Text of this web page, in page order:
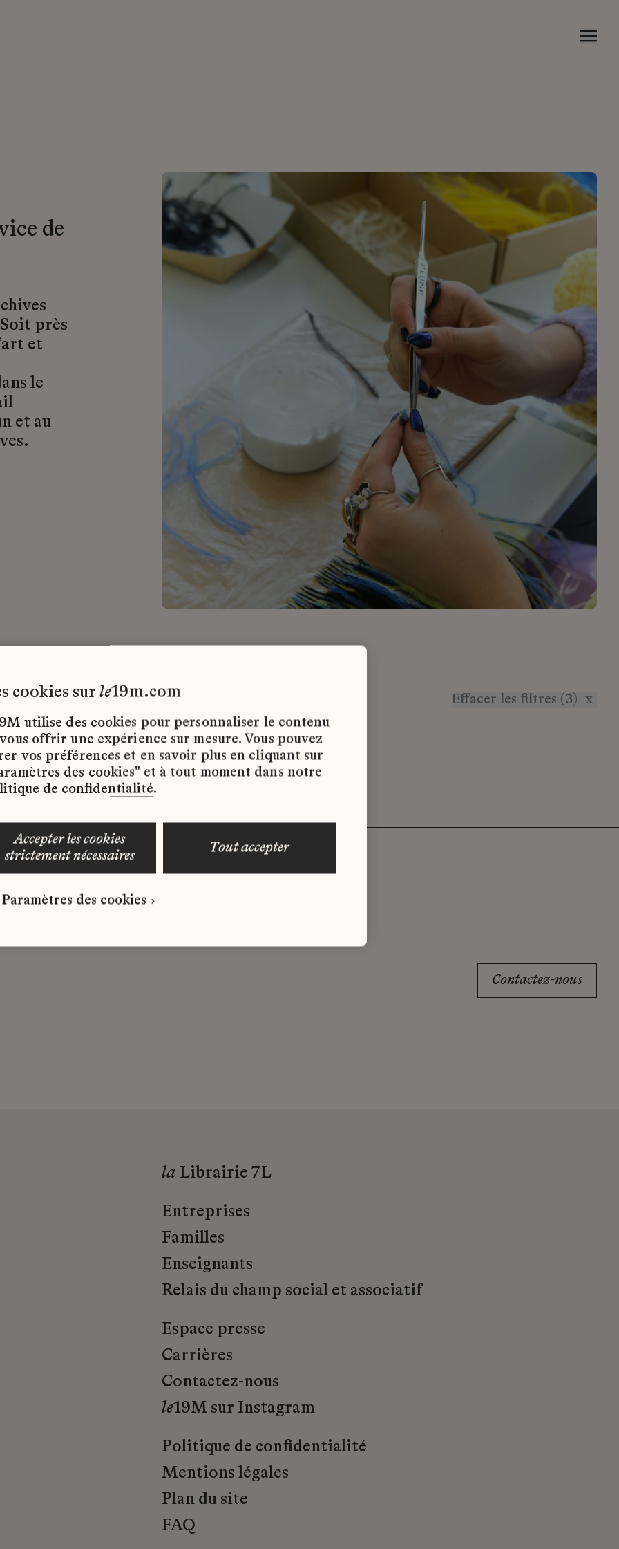
de
près
et
le
et au
Effacer les filtres (3) x
d’emploi disponibles pour le moment.
correspond à votre profil ?
spontanée dès maintenant.
Contactez-nous
la Librairie 7L
Entreprises
Familles
Enseignants
Relais du champ social et associatif
Espace presse
Carrières
Contactez-nous
le19M sur Instagram
Politique de confidentialité
Mentions légales
Plan du site
FAQ
cookies sur le19m.com
utilise des cookies pour personnaliser le contenu
offrir une expérience sur mesure. Vous pouvez
vos préférences et en savoir plus en cliquant sur
des cookies" et à tout moment dans notre
de confidentialité.
accepter les cookies
strictement nécessaires
tout accepter
Paramètres des cookies